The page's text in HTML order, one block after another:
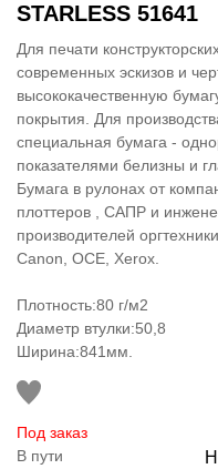
STARLESS 51641
Для печати
современных эскизов и
высококачественную
покрытия. Для
специальная бумага -
показателями белизны и
Бумага в рулонах от
плоттеров , САПР и
производителей
Canon, OCE, Xerox.
Плотность:80 г/м2
Диаметр втулки:50,8
Ширина:841мм.
Под заказ
В пути